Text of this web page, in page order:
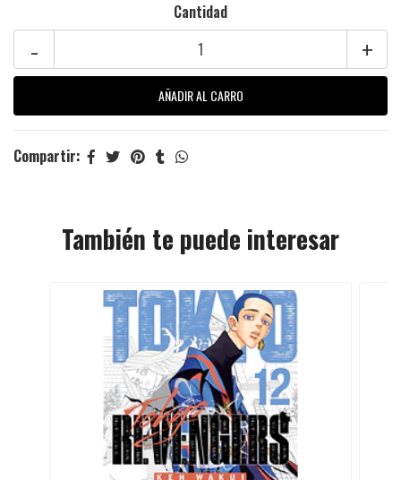
Cantidad
+
-
Compartir:
También te puede interesar